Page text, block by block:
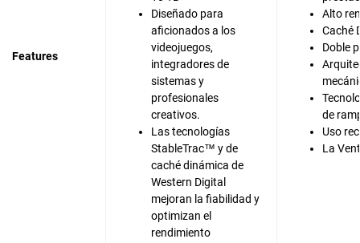
Features
Diseñado para
aficionados a los
videojuegos,
integradores de
sistemas y
profesionales
creativos.
Las tecnologías
StableTrac™ y de
caché dinámica de
Western Digital
mejoran la fiabilidad y
optimizan el
rendimiento
Alto
Caché
Doble
de
Uso
La